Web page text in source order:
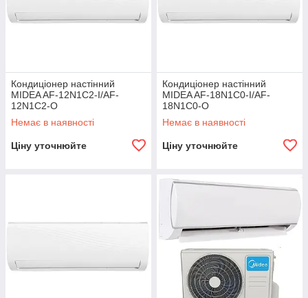
Кондиціонер настінний
MIDEA AF-12N1C2-I/AF-
12N1C2-O
Немає в наявності
Ціну уточнюйте
Кондиціонер настінний
MIDEA AF-18N1C0-I/AF-
18N1C0-O
Немає в наявності
Ціну уточнюйте